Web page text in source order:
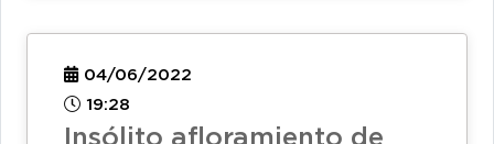
04/06/2022
19:28
Insólito afloramiento de